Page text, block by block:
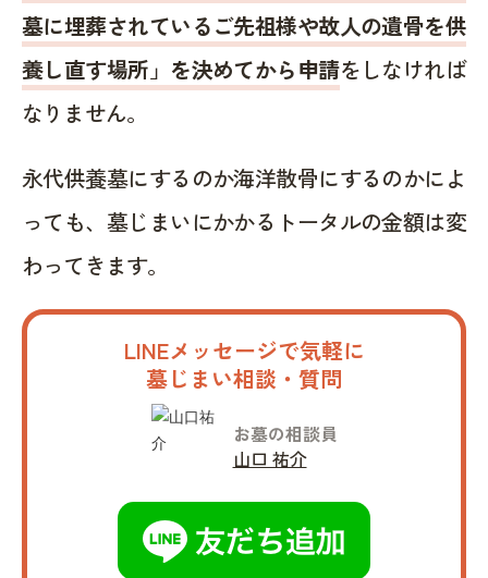
墓に埋葬されているご先祖様や故人の遺骨を供
養し直す場所」を決めてから申請をしなければ
なりません。
永代供養墓にするのか海洋散骨にするのかによ
っても、墓じまいにかかるトータルの金額は変
わってきます。
LINEメッセージで気軽に
墓じまい相談・質問
お墓の相談員
山口 祐介